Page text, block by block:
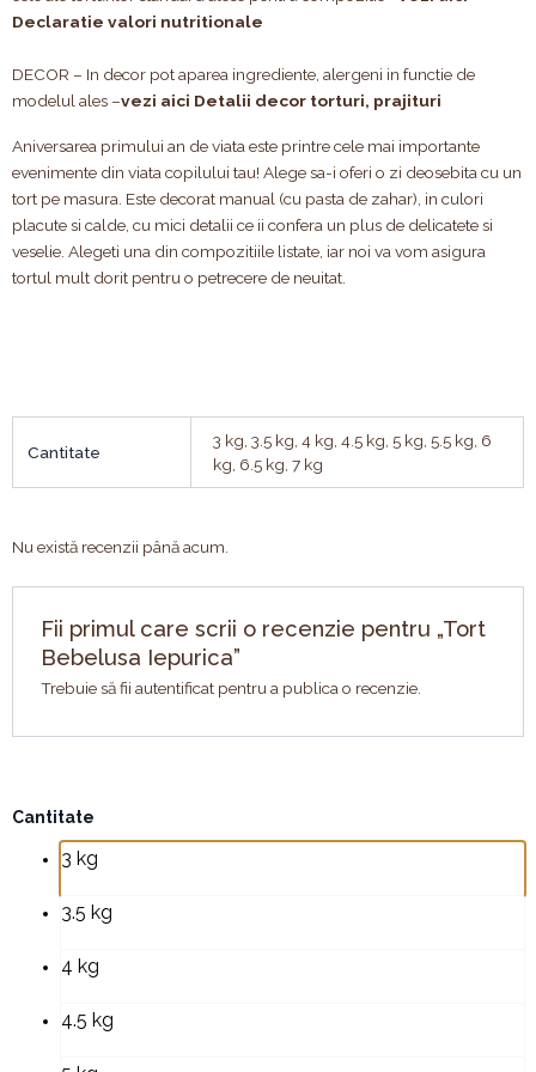
Declaratie valori nutritionale
DECOR – In decor pot aparea ingrediente, alergeni in functie de
modelul ales –vezi aici Detalii decor torturi, prajituri
Aniversarea primului an de viata este printre cele mai importante
evenimente din viata copilului tau! Alege sa-i oferi o zi deosebita cu un
tort pe masura. Este decorat manual (cu pasta de zahar), in culori
placute si calde, cu mici detalii ce ii confera un plus de delicatete si
veselie. Alegeti una din compozitiile listate, iar noi va vom asigura
tortul mult dorit pentru o petrecere de neuitat.
Cantitate
3 kg, 3.5 kg, 4 kg, 4.5 kg, 5 kg, 5.5 kg, 6
kg, 6.5 kg, 7 kg
Nu există recenzii până acum.
Fii primul care scrii o recenzie pentru „Tort
Bebelusa Iepurica”
Trebuie să fii autentificatpentru a publica o recenzie.
Cantitate
3 kg
3.5 kg
4 kg
4.5 kg
Cantitate
Bebelusa